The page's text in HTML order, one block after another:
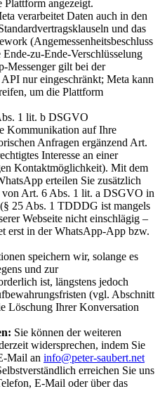
Plattform angezeigt.
verarbeitet Daten auch in den
und das
(Angemessenheitsbeschluss
zu-Ende-Verschlüsselung
Messenger gilt bei der
nur eingeschränkt; Meta kann
um die Plattform
1 lit. b DSGVO
Kommunikation auf Ihre
Anfragen ergänzend Art.
Interesse an einer
Kontaktmöglichkeit). Mit dem
erteilen Sie zusätzlich
Art. 6 Abs. 1 lit. a DSGVO in
25 Abs. 1 TDDDG ist mangels
Webseite nicht einschlägig –
erst in der WhatsApp-App bzw.
speichern wir, solange es
und zur
ist, längstens jedoch
(vgl. Abschnitt
Löschung Ihrer Konversation
Sie können der weiteren
widersprechen, indem Sie
Mail an info@peter-saubert.net
erreichen Sie uns
E-Mail oder über das